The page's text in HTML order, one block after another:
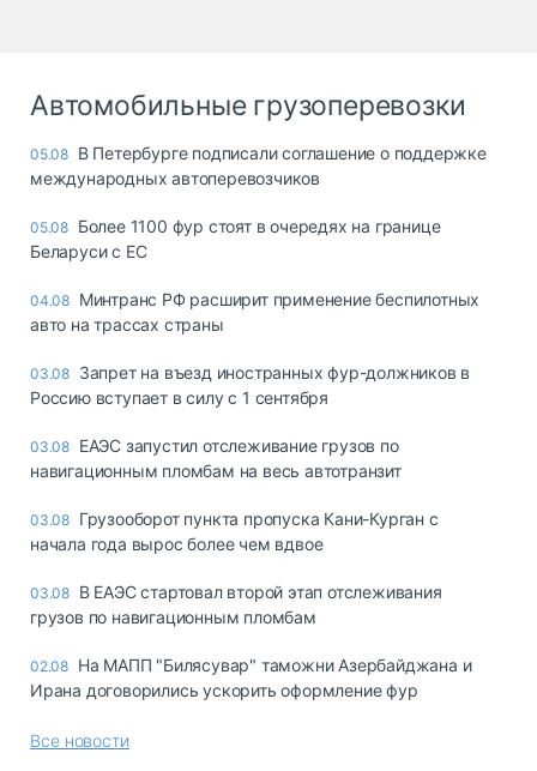
Автомобильные грузоперевозки
05.08 В Петербурге подписали соглашение о поддержке
международных автоперевозчиков
05.08 Более 1100 фур стоят в очередях на границе
Беларуси с ЕС
04.08 Минтранс РФ расширит применение беспилотных
авто на трассах страны
03.08 Запрет на въезд иностранных фур-должников в
Россию вступает в силу с 1 сентября
03.08 ЕАЭС запустил отслеживание грузов по
навигационным пломбам на весь автотранзит
03.08 Грузооборот пункта пропуска Кани-Курган с
начала года вырос более чем вдвое
03.08 В ЕАЭС стартовал второй этап отслеживания
грузов по навигационным пломбам
02.08 На МАПП "Билясувар" таможни Азербайджана и
Ирана договорились ускорить оформление фур
Все новости